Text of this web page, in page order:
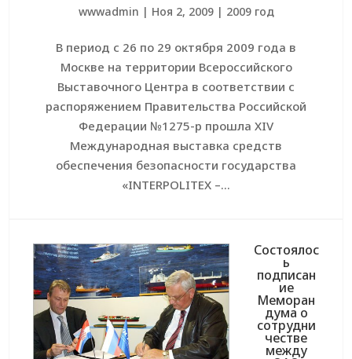
wwwadmin | Ноя 2, 2009| 2009 год
В период с 26 по 29 октября 2009 года в
Москве на территории Всероссийского
Выставочного Центра в соответствии с
распоряжением Правительства Российской
Федерации №1275-р прошла XIV
Международная выставка средств
обеспечения безопасности государства
«INTERPOLITEX –...
Состоялос
ь
подписан
ие
Меморан
дума о
сотрудни
честве
между